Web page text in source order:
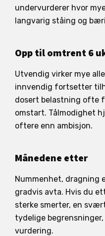
undervurderer hvor
langvarig ståing og
Opp til omtrent 6
Utvendig virker mye
innvendig fortsetter
dosert belastning ofte
omstart. Tålmodighet
oftere enn ambisjon.
Månedene etter
Nummenhet, dragning
gradvis avta. Hvis du
sterke smerter, en
tydelige
vurdering.